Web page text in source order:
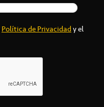
Política de Privacidady el